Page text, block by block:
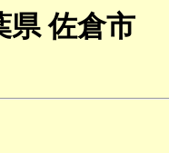
県 佐倉市